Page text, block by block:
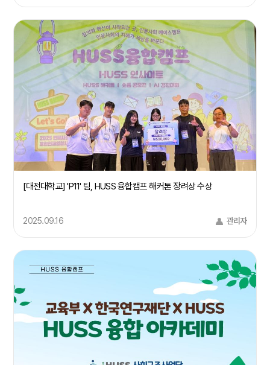
[대전대학교] 'P11' 팀, HUSS 융합캠프 해커톤 장려상 수상
2025.09.16 관리자